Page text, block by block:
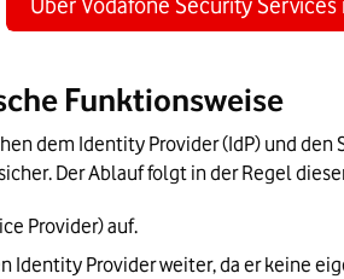
Funktionsweise
dem Identity Provider (IdP) und
Der Ablauf folgt in der Regel
Provider) auf.
Identity Provider weiter, da er keine